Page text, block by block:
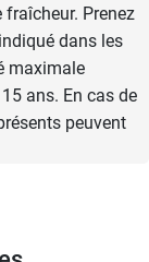
pastilles
Prenez
dans les
maximale
ans. En cas de
peuvent